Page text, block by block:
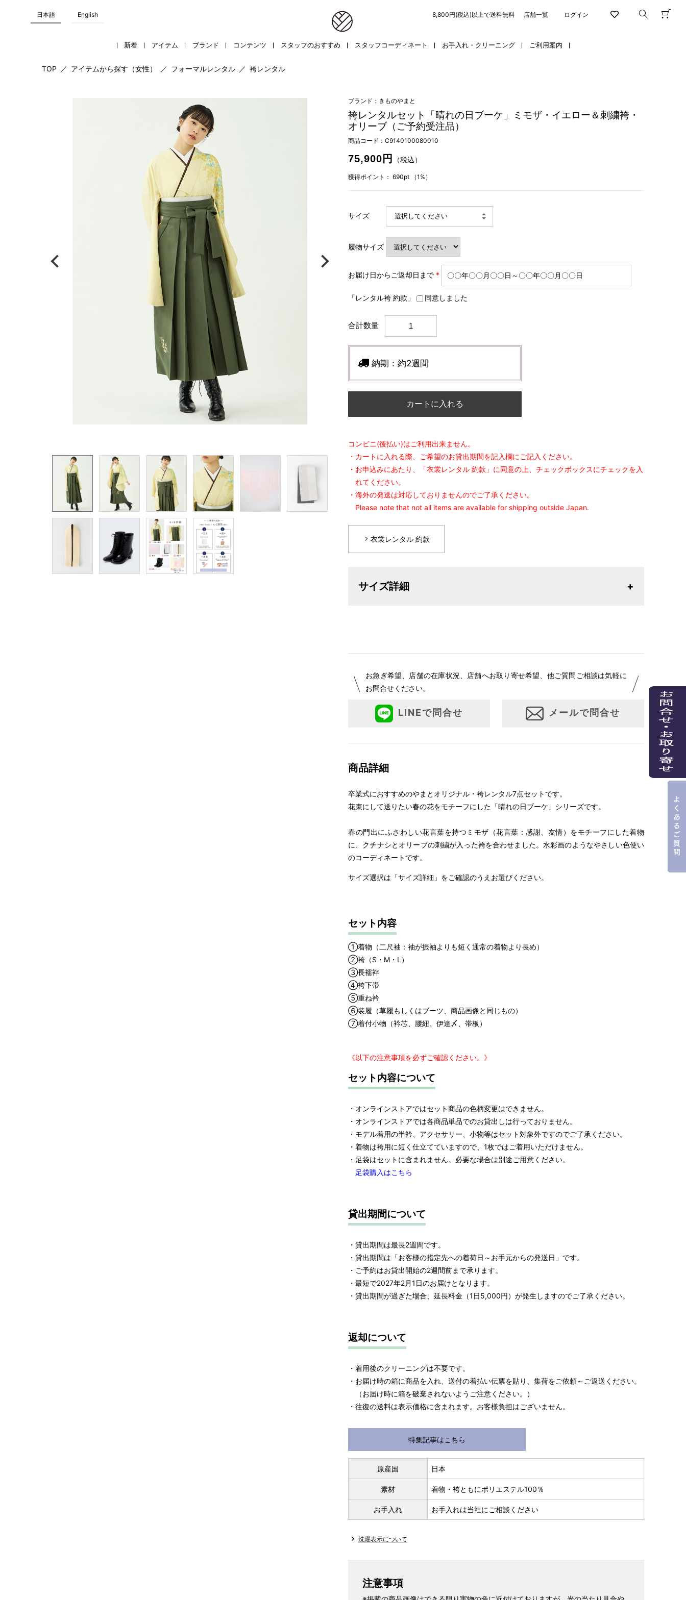
日本語 English ログイン
8,800円(税込)以上で送料無料 店舗一覧
新着 アイテム ブランド コンテンツ スタッフのおすすめ スタッフコーディネート お手入れ・クリーニング ご利用案内
TOP ／ アイテムから探す（女性） ／ フォーマルレンタル ／ 袴レンタル
ブランド：きものやまと
袴レンタルセット「晴れの日ブーケ」ミモザ・イエロー＆刺繍袴・
オリーブ（ご予約受注品）
商品コード： C9140100080010
75,900円 （税込）
獲得ポイント： 690pt （1%）
サイズ
履物サイズ
お届け日からご返却日まで *
「レンタル袴 約款」 同意しました
合計数量
納期： 約2週間
カートに入れる
コンビニ(後払い)はご利用出来ません。
・カートに入れる際、ご希望のお貸出期間を記入欄にご記入ください。
・お申込みにあたり、「衣裳レンタル 約款」に同意の上、チェックボックスにチェックを入
れてください。
・海外の発送は対応しておりませんのでご了承ください。
Please note that not all items are available for shipping outside Japan.
衣裳レンタル 約款
サイズ詳細
着物（二尺袖）
身丈：109cm 裄丈：68cm 袖丈：76cm ジャストサイズは身長160cm
3サイズよりお選びいただけます。
袴下帯 フリーサイズ
履物
装履セットの場合 フリーサイズ（23.0cm～24.0cm目安）
選択欄よりサイズをお選びください。
着付小物 フリーサイズ
お急ぎ希望、店舗の在庫状況、店舗へお取り寄せ希望、他ご質問ご相談は気軽に
お問合せください。
LINEで問合せ メールで問合せ
商品詳細
卒業式におすすめのやまとオリジナル・袴レンタル7点セットです。
花束にして送りたい春の花をモチーフにした「晴れの日ブーケ」シリーズです。
春の門出にふさわしい花言葉を持つミモザ（花言葉：感謝、友情）をモチーフにした着物
に、クチナシとオリーブの刺繍が入った袴を合わせました。水彩画のようなやさしい色使い
のコーディネートです。
サイズ選択は「サイズ詳細」をご確認のうえお選びください。
セット内容
①着物（二尺袖：袖が振袖よりも短く通常の着物より長め）
②袴（S・M・L）
③長襦袢
④袴下帯
⑤重ね衿
⑥装履（草履もしくはブーツ、商品画像と同じもの）
⑦着付小物（衿芯、腰紐、伊達〆、帯板）
《以下の注意事項を必ずご確認ください。》
セット内容について
・オンラインストアではセット商品の色柄変更はできません。
・オンラインストアでは各商品単品でのお貸出しは行っておりません。
・モデル着用の半衿、アクセサリー、小物等はセット対象外ですのでご了承ください。
・着物は袴用に短く仕立てていますので、1枚ではご着用いただけません。
・足袋はセットに含まれません。必要な場合は別途ご用意ください。
足袋購入はこちら
貸出期間について
・貸出期間は最長2週間です。
・貸出期間は「お客様の指定先への着荷日～お手元からの発送日」です。
・ご予約はお貸出開始の2週間前まで承ります。
・最短で2027年2月1日のお届けとなります。
・貸出期間が過ぎた場合、延長料金（1日5,000円）が発生しますのでご了承ください。
返却について
・着用後のクリーニングは不要です。
・お届け時の箱に商品を入れ、送付の着払い伝票を貼り、集荷をご依頼～ご返送ください。
（お届け時に箱を破棄されないようご注意ください。）
・往復の送料は表示価格に含まれます。お客様負担はございません。
特集記事はこちら
原産国 日本
素材 着物・袴ともにポリエステル100％
お手入れ お手入れは当社にご相談ください
洗濯表示について
注意事項